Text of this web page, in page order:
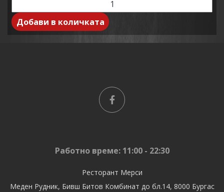
Добави в количката
Работно време: 11:00 - 22:30
Ресторант Мерси
Меден Рудник, Бивш Битов Комбинат до бл.14, 8000 Бургас